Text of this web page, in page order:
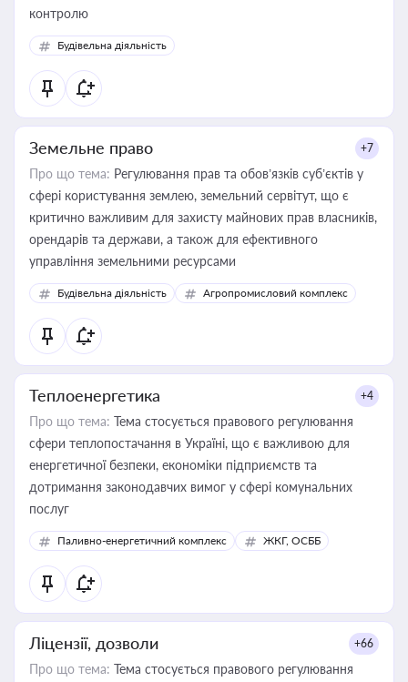
контролю
Будівельна діяльність
Земельне право +7
Про що тема: Регулювання прав та обов’язків суб’єктів у
сфері користування землею, земельний сервітут, що є
критично важливим для захисту майнових прав власників,
орендарів та держави, а також для ефективного
управління земельними ресурсами
Будівельна діяльність Агропромисловий комплекс
Теплоенергетика +4
Про що тема: Тема стосується правового регулювання
сфери теплопостачання в Україні, що є важливою для
енергетичної безпеки, економіки підприємств та
дотримання законодавчих вимог у сфері комунальних
послуг
Паливно-енергетичний комплекс ЖКГ, ОСББ
Ліцензії, дозволи +66
Про що тема: Тема стосується правового регулювання